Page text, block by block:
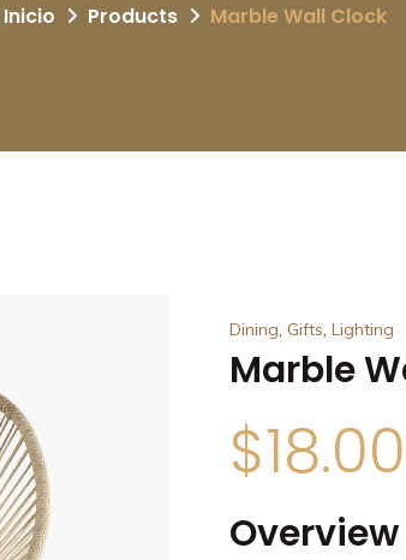
Inicio Products Marble Wall Clock
Dining, Gifts, Lighting
Marble
$18.00
Overview